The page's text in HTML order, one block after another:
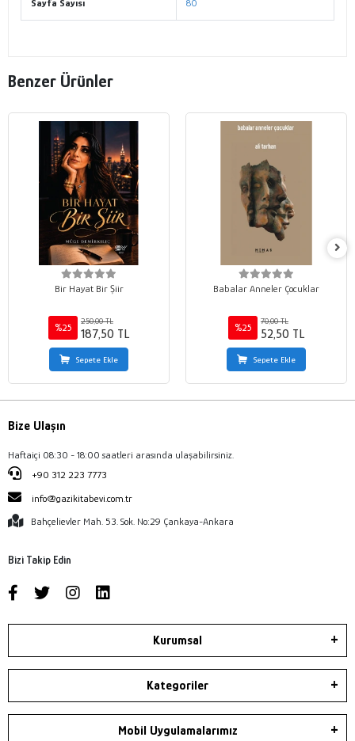
Sayfa Sayısı 80
Benzer Ürünler
Bir Hayat Bir Şiir
%25
250,00 TL
187,50 TL
Sepete Ekle
Babalar Anneler Çocuklar
%25
70,00 TL
52,50 TL
Sepete Ekle
Bize Ulaşın
Haftaiçi 08:30 - 18:00 saatleri arasında ulaşabilirsiniz.
+90 312 223 7773
info@gazikitabevi.com.tr
Bahçelievler Mah. 53. Sok. No:29 Çankaya-Ankara
Bizi Takip Edin
Kurumsal
Kategoriler
Mobil Uygulamalarımız